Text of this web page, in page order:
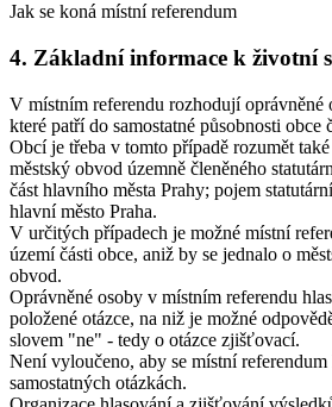
Jak se koná místní referendum
4. Základní informace k životní
V místním referendu rozhodují oprávněné
které patří do samostatné působnosti obce
Obcí je třeba v tomto případě rozumět
městský obvod územně členěného
část hlavního města Prahy; pojem
hlavní město Praha.
V určitých případech je možné místní
území části obce, aniž by se jednalo o
obvod.
Oprávněné osoby v místním referendu
položené otázce, na niž je možné
slovem "ne" - tedy o otázce zjišťovací.
Není vyloučeno, aby se místní
samostatných otázkách.